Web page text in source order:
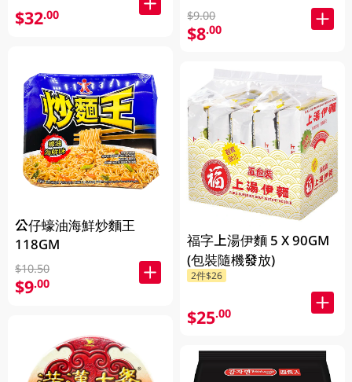
$32.00
公仔蠔油海鮮炒麵王
118GM
$10.50
$9.00
$9.00
$8.00
福字上湯伊麵 5 X 90GM
(包裝隨機發放)
2件$26
$25.00